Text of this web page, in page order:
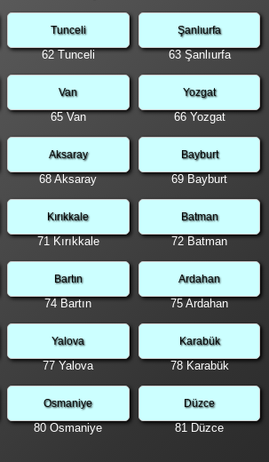
Tunceli
62 Tunceli
Şanlıurfa
63 Şanlıurfa
Van
65 Van
Yozgat
66 Yozgat
Aksaray
68 Aksaray
Bayburt
69 Bayburt
Kırıkkale
71 Kırıkkale
Batman
72 Batman
Bartın
74 Bartın
Ardahan
75 Ardahan
Yalova
77 Yalova
Karabük
78 Karabük
Osmaniye
80 Osmaniye
Düzce
81 Düzce